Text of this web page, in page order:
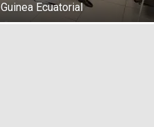
Guinea Ecuatorial